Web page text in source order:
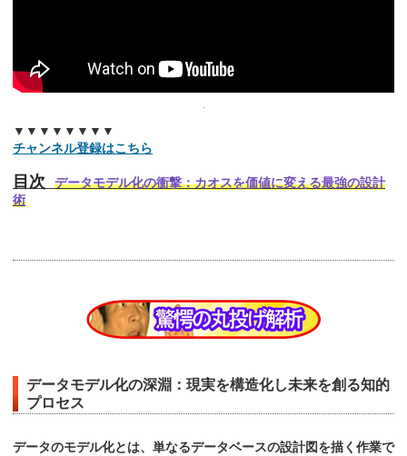
▼▼▼▼▼▼▼▼
チャンネル登録はこちら
目次
データモデル化の衝撃：カオスを価値に変える最強の設計
術
データモデル化の深淵：現実を構造化し未来を創る知的
プロセス
データのモデル化とは、単なるデータベースの設計図を描く作業で